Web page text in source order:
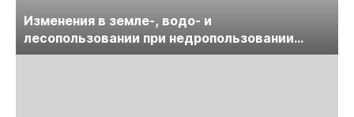
Изменения в земле-, водо- и
лесопользовании при недропользовании
обсудят на семинаре «ПравоТЭК»